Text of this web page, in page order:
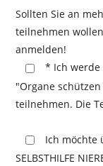
Sollten Sie an
teilnehmen
anmelden!
* Ich werde
"Organe
teilnehmen. Die
Ich möchte
SELBSTHILFE